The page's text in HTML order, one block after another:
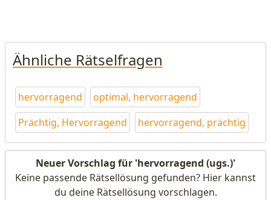
Ähnliche Rätselfragen
hervorragend
optimal, hervorragend
Prächtig, Hervorragend
hervorragend, prächtig
Neuer Vorschlag für 'hervorragend (ugs.)'
Keine passende Rätsellösung gefunden? Hier kannst
du deine Rätsellösung vorschlagen.